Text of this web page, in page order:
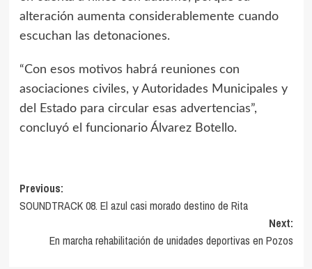
alteración aumenta considerablemente cuando
escuchan las detonaciones.
“Con esos motivos habrá reuniones con
asociaciones civiles, y Autoridades Municipales y
del Estado para circular esas advertencias”,
concluyó el funcionario Álvarez Botello.
Previous:
SOUNDTRACK 08. El azul casi morado destino de Rita
Next:
En marcha rehabilitación de unidades deportivas en Pozos